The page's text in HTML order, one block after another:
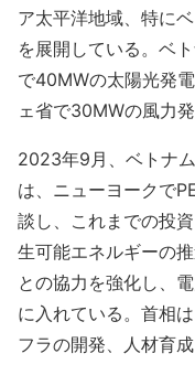
ア太平洋地域、特に
を展開している。ベ
で40MWの太陽光発
ェ省で30MWの風力
2023年9月、ベトナ
は、ニューヨークで
談し、これまでの投
生可能エネルギーの
との協力を強化し、
に入れている。首相
フラの開発、人材育